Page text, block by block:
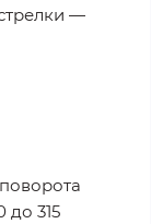
—
до 315